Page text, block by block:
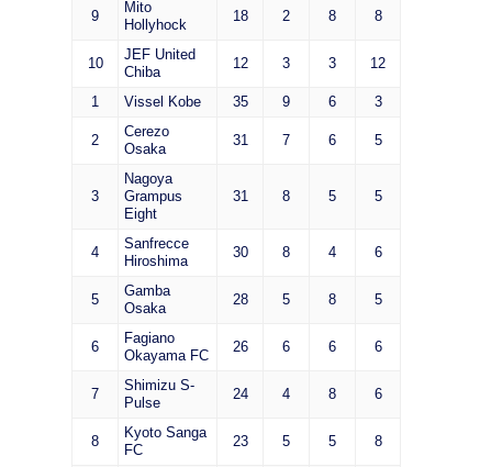
9
Mito
Hollyhock
18 2 8 8
10
JEF United
Chiba
12 3 3 12
1 Vissel Kobe 35 9 6 3
2
Cerezo
Osaka
31 7 6 5
3
Nagoya
Grampus
Eight
31 8 5 5
4
Sanfrecce
Hiroshima
30 8 4 6
5
Gamba
Osaka
28 5 8 5
6
Fagiano
Okayama FC
26 6 6 6
7
Shimizu S-
Pulse
24 4 8 6
8
Kyoto Sanga
FC
23 5 5 8